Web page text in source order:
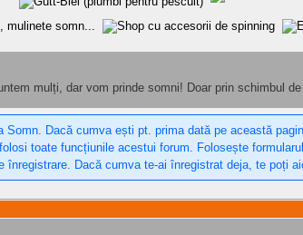
mulți, dar vom prinde somni! Doar prin schimbul
Somn. Dacă cumva ești pt. prima dată pe această
toate funcțiunile acestui forum. Folosește
înregistrare. Dacă cumva te-ai înregistrat deja, te poți